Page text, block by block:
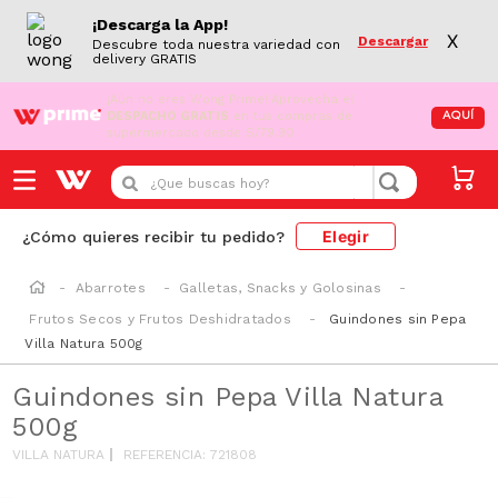
¡Descarga la App!
Descubre toda nuestra variedad con
delivery GRATIS
Descargar X
¡Aún no eres Wong Prime! Aprovecha el
DESPACHO GRATIS en tus compras de
supermercado desde S/79.90
AQUÍ
¿Que buscas hoy?
¿Cómo quieres recibir tu pedido? Elegir
Abarrotes
Galletas, Snacks y Golosinas
Frutos Secos y Frutos Deshidratados
Guindones sin Pepa
Villa Natura 500g
Guindones sin Pepa Villa Natura
500g
VILLA NATURA REFERENCIA:721808